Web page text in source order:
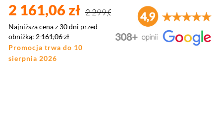
2 161,06 zł 2 299,00 zł
Najniższa cena z 30 dni przed
obniżką: 2 161,06 zł
Promocja trwa do 10
sierpnia 2026